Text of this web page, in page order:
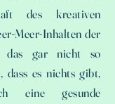
des kreativen
Meer-Inhalten der
das gar nicht so
dass es nichts gibt,
eine gesunde